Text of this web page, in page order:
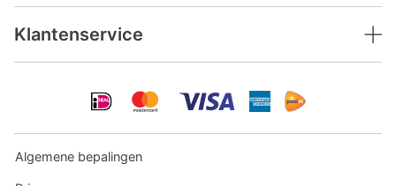
Klantenservice
Algemene bepalingen